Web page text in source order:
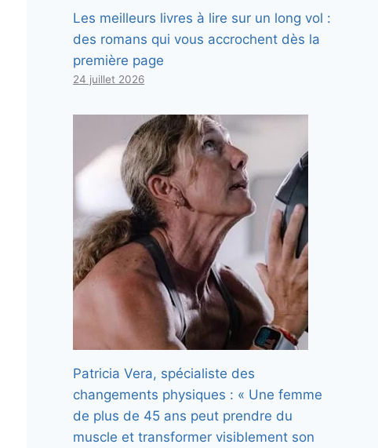
Les meilleurs livres à lire sur un long vol :
des romans qui vous accrochent dès la
première page
24 juillet 2026
Patricia Vera, spécialiste des
changements physiques : « Une femme
de plus de 45 ans peut prendre du
muscle et transformer visiblement son